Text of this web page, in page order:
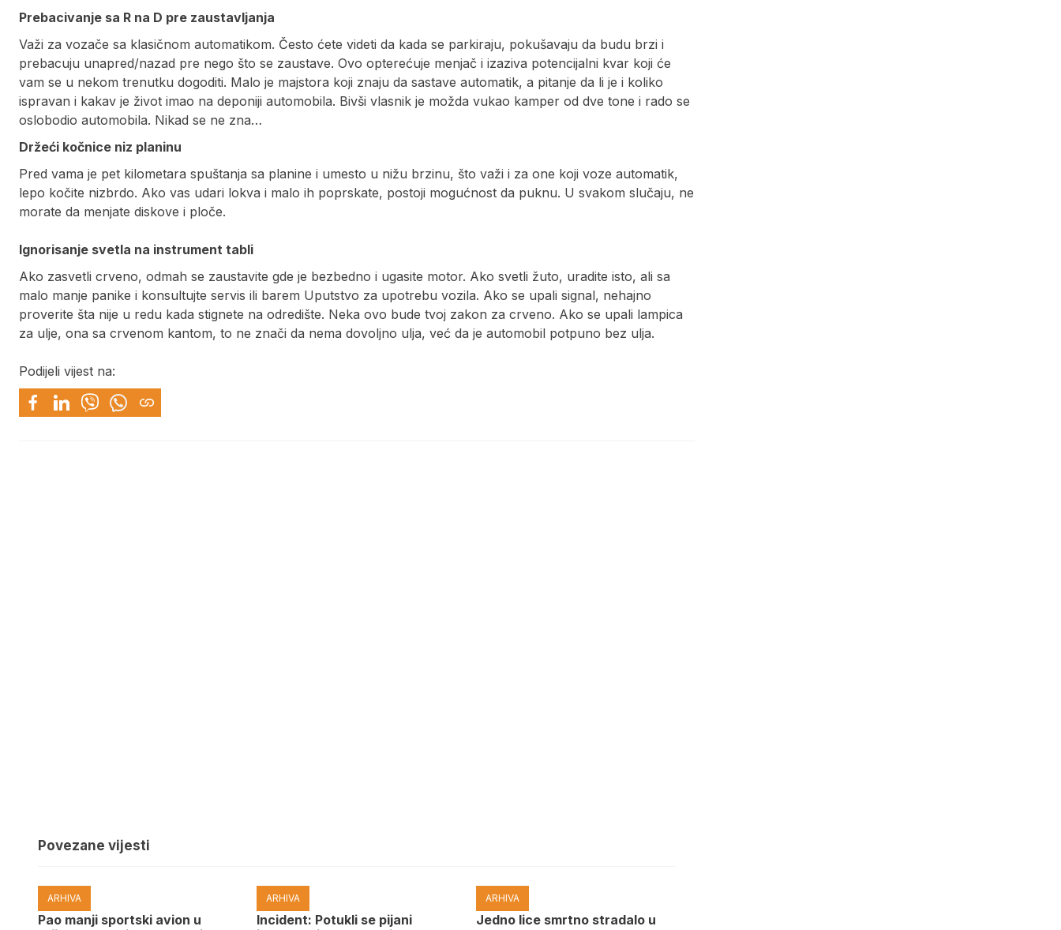
Prebacivanje sa R na D pre zaustavljanja
Važi za vozače sa klasičnom automatikom. Često ćete videti da kada se parkiraju, pokušavaju da budu brzi i
prebacuju unapred/nazad pre nego što se zaustave. Ovo opterećuje menjač i izaziva potencijalni kvar koji će
vam se u nekom trenutku dogoditi. Malo je majstora koji znaju da sastave automatik, a pitanje da li je i koliko
ispravan i kakav je život imao na deponiji automobila. Bivši vlasnik je možda vukao kamper od dve tone i rado se
oslobodio automobila. Nikad se ne zna…
Držeći kočnice niz planinu
Pred vama je pet kilometara spuštanja sa planine i umesto u nižu brzinu, što važi i za one koji voze automatik,
lepo kočite nizbrdo. Ako vas udari lokva i malo ih poprskate, postoji mogućnost da puknu. U svakom slučaju, ne
morate da menjate diskove i ploče.
Ignorisanje svetla na instrument tabli
Ako zasvetli crveno, odmah se zaustavite gde je bezbedno i ugasite motor. Ako svetli žuto, uradite isto, ali sa
malo manje panike i konsultujte servis ili barem Uputstvo za upotrebu vozila. Ako se upali signal, nehajno
proverite šta nije u redu kada stignete na odredište. Neka ovo bude tvoj zakon za crveno. Ako se upali lampica
za ulje, ona sa crvenom kantom, to ne znači da nema dovoljno ulja, već da je automobil potpuno bez ulja.
Podijeli vijest na:
Povezane vijesti
ARHIVA
Pao manji sportski avion u
ARHIVA
Incident: Potukli se pijani
ARHIVA
Јedno lice smrtno stradalo u